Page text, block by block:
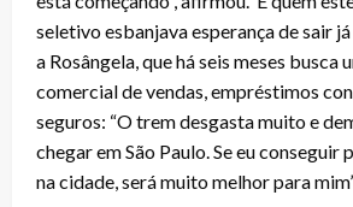
seletivo esbanjava esperança de sair
a Rosângela, que há seis meses busca
comercial de vendas, empréstimos
seguros: “O trem desgasta muito e
chegar em São Paulo. Se eu conseguir
na cidade, será muito melhor para